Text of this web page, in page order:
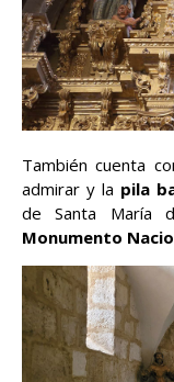
También cuenta
admirar y la pila
de Santa María
Monumento